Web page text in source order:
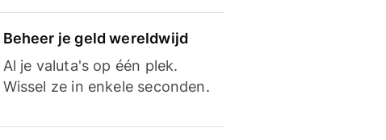
Beheer je geld wereldwijd
Al je valuta's op één plek.
Wissel ze in enkele seconden.